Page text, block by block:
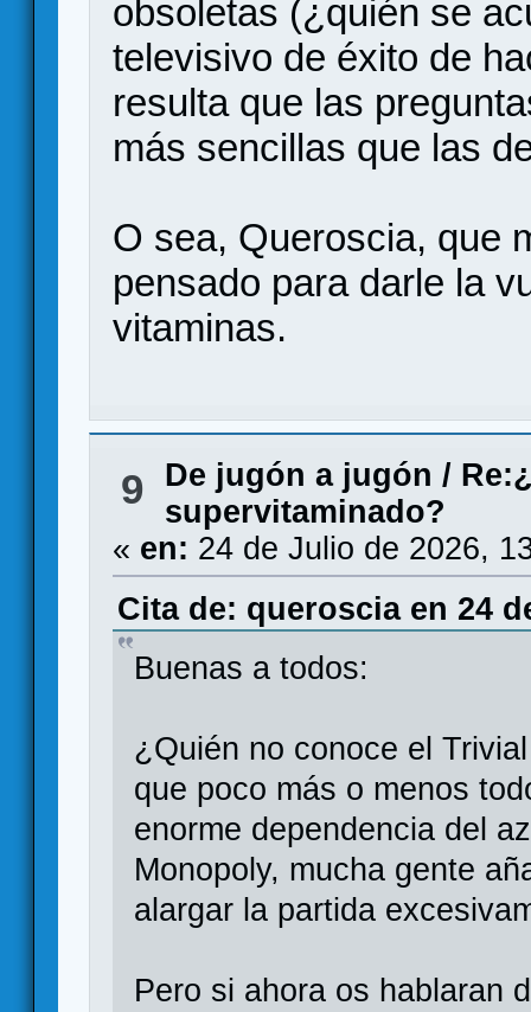
obsoletas (¿quién se
televisivo de éxito de
resulta que las
más sencillas que las
O sea, Queroscia, que
pensado para darle la
vitaminas.
9 De jugón a jugón /
supervitaminado?
« en: 24 de Julio de 2026,
Cita de: queroscia en 24
Buenas a todos:
¿Quién no conoce el
que poco más o menos
enorme dependencia del
Monopoly, mucha gente
alargar la partida
Pero si ahora os hablaran